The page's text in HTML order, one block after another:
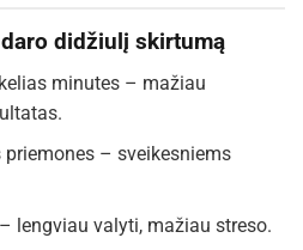
didžiulį skirtumą
minutes – mažiau
– sveikesniems
lengviau valyti, mažiau streso.